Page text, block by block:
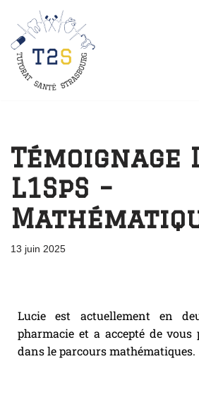
Aller
au
contenu
Témoignage
L1SpS –
13 juin 2025
Lucie est actuellement en
pharmacie et a accepté de vous
dans le parcours mathématiques.